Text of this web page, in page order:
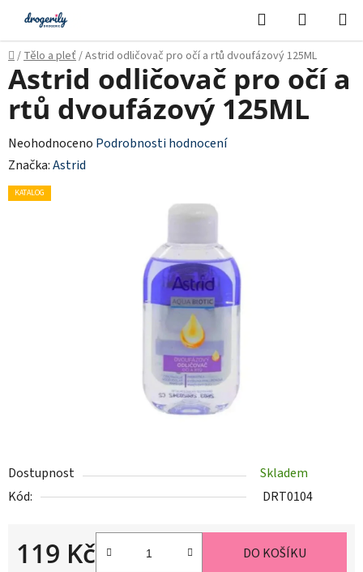
Přejít
obsah
Hledat
KOŠÍK
Domů
/Tělo a pleť/Astrid odličovač pro očí a rtů dvoufázový 125ML
Dostupnost
Skladem
Kód:
DRT0104
119 Kč DO KOŠÍKU
Astrid odličovač pro očí a
rtů dvoufázový 125ML
Průměrné
hodnocení
produktu
Neohodnoceno Podrobnosti hodnocení
Značka:Astrid
KATALOG